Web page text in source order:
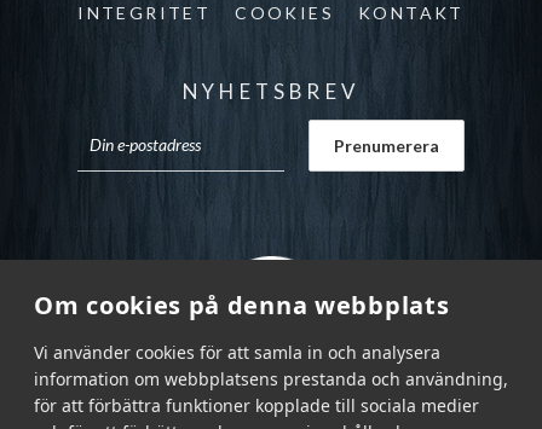
Om cookies på denna webbplats
Vi använder cookies för att samla in och analysera
information om webbplatsens prestanda och användning,
för att förbättra funktioner kopplade till sociala medier
INTEGRITET COOKIES KONTAKT
NYHETSBREV